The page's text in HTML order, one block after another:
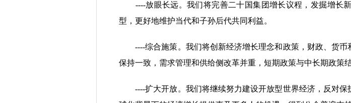
----放眼长远。我们将完善二十国集团增长议程，发掘增长
型，更好地维护当代和子孙后代共同利益。
----综合施策。我们将创新经济增长理念和政策，财政、货币
保持一致，需求管理和供给侧改革并重，短期政策与中长期政策
----扩大开放。我们将继续努力建设开放型世界经济，反对保